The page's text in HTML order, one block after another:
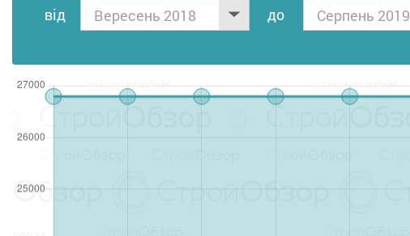
від Вересень 2018 до Серпень 2019